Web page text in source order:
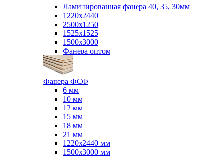
Ламинированная фанера 40, 35, 30мм
1220x2440
2500x1250
1525x1525
1500x3000
Фанера оптом
Фанера ФСФ
6 мм
10 мм
12 мм
15 мм
18 мм
21 мм
1220х2440 мм
1500х3000 мм